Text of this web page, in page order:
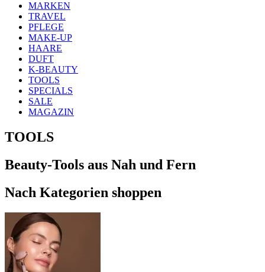
MARKEN
TRAVEL
PFLEGE
MAKE-UP
HAARE
DUFT
K-BEAUTY
TOOLS
SPECIALS
SALE
MAGAZIN
TOOLS
Beauty-Tools aus Nah und Fern
Nach Kategorien shoppen